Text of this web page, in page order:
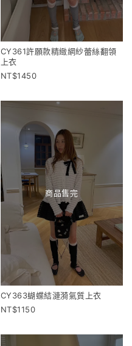
CY361許願款精緻網紗蕾絲翻領
上衣
1450
商品售完
CY363蝴蝶結漣漪氣質上衣
1150